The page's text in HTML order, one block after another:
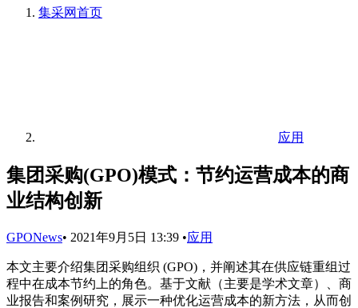
集采网首页
应用
集团采购(GPO)模式：节约运营成本的商
业结构创新
GPONews• 2021年9月5日 13:39 •应用
本文主要介绍集团采购组织 (GPO)，并阐述其在供应链重组过
程中在成本节约上的角色。基于文献（主要是学术文章）、商
业报告和案例研究，展示一种优化运营成本的新方法，从而创